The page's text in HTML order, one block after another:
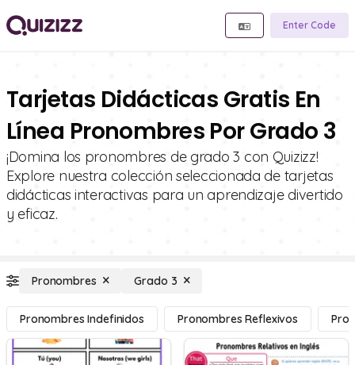
Enter Code
Tarjetas Didácticas Gratis En
Línea Pronombres Por Grado 3
¡Domina los pronombres de grado 3 con Quizizz!
Explore nuestra colección seleccionada de tarjetas
didácticas interactivas para un aprendizaje divertido
y eficaz.
Pronombres Grado 3
Pronombres Indefinidos Pronombres Reflexivos